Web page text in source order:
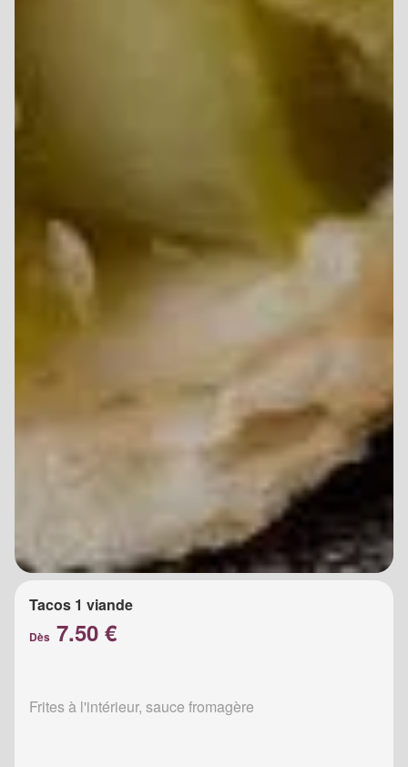
Tacos 1 viande
Dès 7.50 €
Frites à l'intérieur, sauce fromagère